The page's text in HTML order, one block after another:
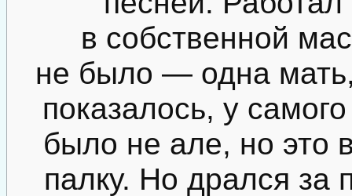
в собственной
не было — одна
показалось, у
было не але, но это
палку. Но дрался